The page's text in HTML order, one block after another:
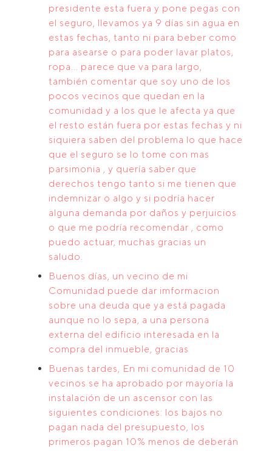
presidente esta fuera y pone pegas con
el seguro, llevamos ya 9 días sin agua en
estas fechas, tanto ni para beber como
para asearse o para poder lavar platos,
ropa... parece que va para largo,
también comentar que soy uno de los
pocos vecinos que quedan en la
comunidad y a los que le afecta ya que
el resto están fuera por estas fechas y ni
siquiera saben del problema lo que hace
que el seguro se lo tome con mas
parsimonia , y quería saber que
derechos tengo tanto si me tienen que
indemnizar o algo y si podría hacer
alguna demanda por daños y perjuicios
o que me podría recomendar , como
puedo actuar, muchas gracias un
saludo.
Buenos días, un vecino de mi
Comunidad puede dar imformacion
sobre una deuda que ya está pagada
aunque no lo sepa, a una persona
externa del edificio interesada en la
compra del inmueble, gracias
Buenas tardes, En mi comunidad de 10
vecinos se ha aprobado por mayoría la
instalación de un ascensor con las
siguientes condiciones: los bajos no
pagan nada del presupuesto, los
primeros pagan 10% menos de deberán